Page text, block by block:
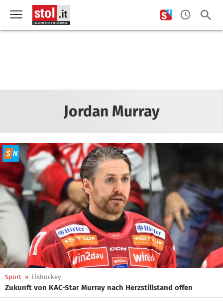
Jordan Murray
Sport » Eishockey
Zukunft von KAC-Star Murray nach Herzstillstand offen